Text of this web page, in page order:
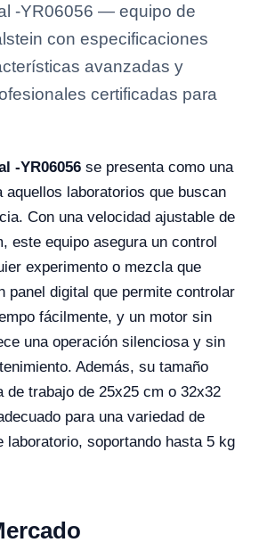
-YR06056 — equipo de
con especificaciones
avanzadas y
certificadas para
-YR06056 se presenta como una
aquellos laboratorios que buscan
Con una velocidad ajustable de
este equipo asegura un control
experimento o mezcla que
panel digital que permite controlar
fácilmente, y un motor sin
una operación silenciosa y sin
Además, su tamaño
de trabajo de 25x25 cm o 32x32
para una variedad de
laboratorio, soportando hasta 5 kg